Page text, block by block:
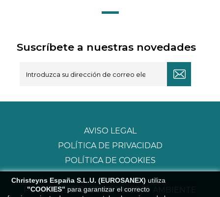
Suscríbete a nuestras novedades
Christeyns España S.L.U. (EUROSANEX) utiliza
"COOKIES" para garantizar el correcto
AVISO LEGAL
POLÍTICA DE PRIVACIDAD
POLÍTICA DE COOKIES
POLÍTICA DE CALIDAD Y MEDIO AMBIENTE